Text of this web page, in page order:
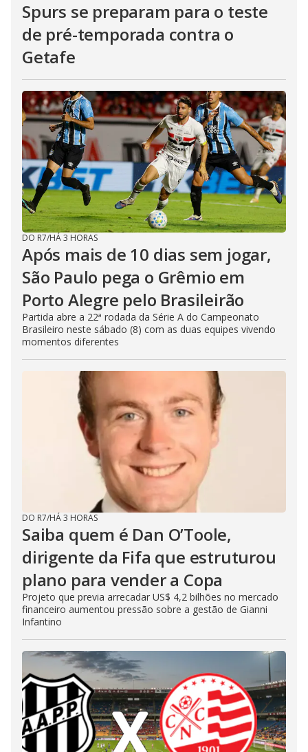
Spurs se preparam para o teste
de pré-temporada contra o
Getafe
DO R7/HÁ 3 HORAS
Após mais de 10 dias sem jogar,
São Paulo pega o Grêmio em
Porto Alegre pelo Brasileirão
Partida abre a 22ª rodada da Série A do Campeonato
Brasileiro neste sábado (8) com as duas equipes vivendo
momentos diferentes
DO R7/HÁ 3 HORAS
Saiba quem é Dan O’Toole,
dirigente da Fifa que estruturou
plano para vender a Copa
Projeto que previa arrecadar US$ 4,2 bilhões no mercado
financeiro aumentou pressão sobre a gestão de Gianni
Infantino